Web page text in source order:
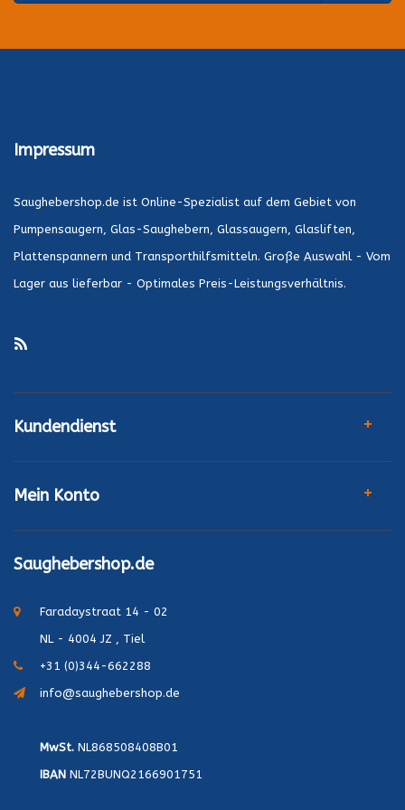
Impressum
Saughebershop.de ist Online-Spezialist auf dem Gebiet von
Pumpensaugern, Glas-Saughebern, Glassaugern, Glasliften,
Plattenspannern und Transporthilfsmitteln. Große Auswahl - Vom
Lager aus lieferbar - Optimales Preis-Leistungsverhältnis.
Kundendienst
Mein Konto
Saughebershop.de
Faradaystraat 14 - 02
NL - 4004 JZ , Tiel
+31 (0)344-662288
info@saughebershop.de
MwSt. NL868508408B01
IBAN NL72BUNQ2166901751